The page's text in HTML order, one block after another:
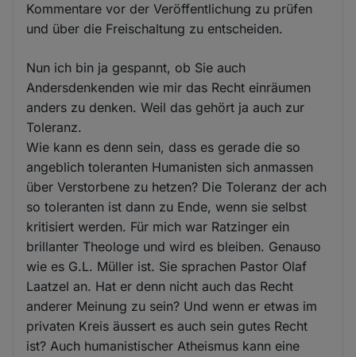
Kommentare vor der Veröffentlichung zu prüfen
und über die Freischaltung zu entscheiden.
Nun ich bin ja gespannt, ob Sie auch
Andersdenkenden wie mir das Recht einräumen
anders zu denken. Weil das gehört ja auch zur
Toleranz.
Wie kann es denn sein, dass es gerade die so
angeblich toleranten Humanisten sich anmassen
über Verstorbene zu hetzen? Die Toleranz der ach
so toleranten ist dann zu Ende, wenn sie selbst
kritisiert werden. Für mich war Ratzinger ein
brillanter Theologe und wird es bleiben. Genauso
wie es G.L. Müller ist. Sie sprachen Pastor Olaf
Laatzel an. Hat er denn nicht auch das Recht
anderer Meinung zu sein? Und wenn er etwas im
privaten Kreis äussert es auch sein gutes Recht
ist? Auch humanistischer Atheismus kann eine